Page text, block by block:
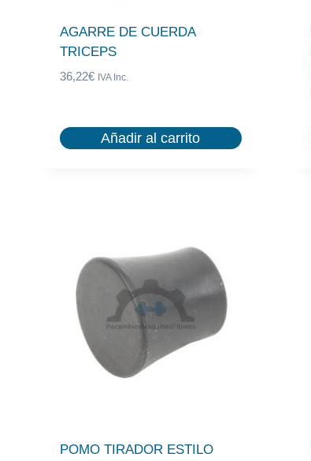
AGARRE DE CUERDA
TRICEPS
36,22€ IVA Inc.
Añadir al carrito
POMO TIRADOR ESTILO